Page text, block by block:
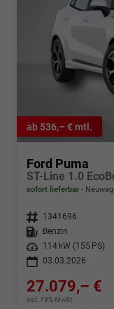
ab 536,– € mtl.
Ford Puma
ST-Line 1.0
sofort lieferbar
Fahrzeugnr. 1341696
Kraftstoff
Benzin
Leistung
114 kW (155 PS)
03.03.2026
27.079,– €
incl. 19% MwSt.